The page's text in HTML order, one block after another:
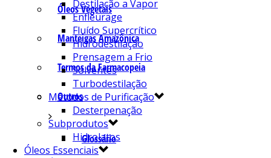
Óleos Vegetais
Manteigas Amazônica
Termos da Farmacopeia
Outros
Glossário
Destilação a Vapor
Enfleurage
Fluído Supercrítico
Hidrodestilação
Prensagem a Frio
Solventes
Turbodestilação
Métodos de Purificação
Desterpenação
Subprodutos
Hidrolatos
Óleos Essenciais